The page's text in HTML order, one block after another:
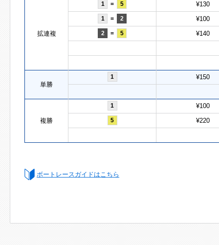
拡連複
1 = 5 ¥130
1 = 2 ¥100
2 = 5 ¥140
単勝
1 ¥150
複勝
1 ¥100
5 ¥220
ボートレースガイドはこちら